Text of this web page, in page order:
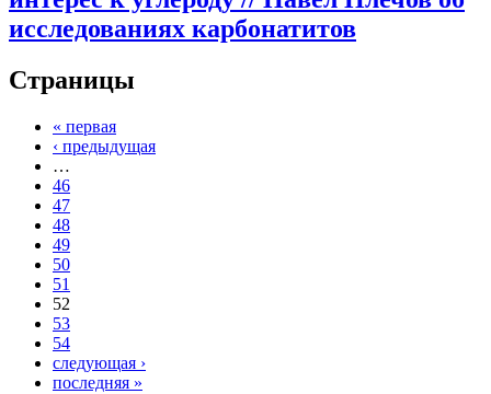
исследованиях карбонатитов
Страницы
« первая
‹ предыдущая
…
46
47
48
49
50
51
52
53
54
следующая ›
последняя »